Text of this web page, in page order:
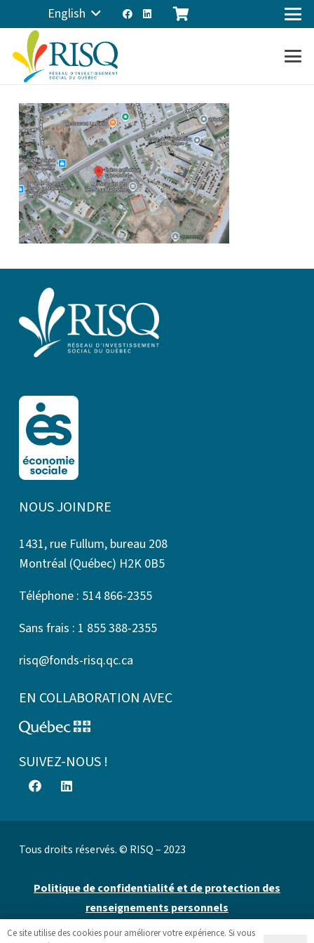
English
NOUS JOINDRE
1431, rue Fullum, bureau 208
Montréal (Québec) H2K 0B5
Téléphone : 514 866-2355
Sans frais : 1 855 388-2355
risq@fonds-risq.qc.ca
EN COLLABORATION AVEC
SUIVEZ-NOUS !
Tous droits réservés. © RISQ – 2023
Politique de confidentialité et de protection des
renseignements personnels
Ce site utilise des cookies pour améliorer votre expérience. Si vous